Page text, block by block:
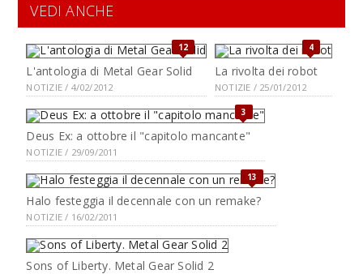
VEDI ANCHE
12
L'antologia di Metal Gear Solid
NOTIZIE / 4/02/2012
4
La rivolta dei robot
NOTIZIE / 25/01/2012
3
Deus Ex: a ottobre il "capitolo mancante"
NOTIZIE / 29/09/2011
13
Halo festeggia il decennale con un remake?
NOTIZIE / 16/02/2011
Sons of Liberty. Metal Gear Solid 2